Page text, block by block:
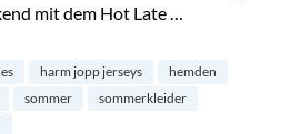
mit dem Hot Late …
Jopp in Eppendorf“
harm jopp jerseys
hemden
sommer
sommerkleider